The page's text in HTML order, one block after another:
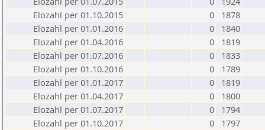
Elozahl per 01.10.2015
0
1878
Elozahl per 01.01.2016
0
1840
Elozahl per 01.04.2016
0
1819
Elozahl per 01.07.2016
0
1833
Elozahl per 01.10.2016
0
1789
Elozahl per 01.01.2017
0
1819
Elozahl per 01.04.2017
0
1800
Elozahl per 01.07.2017
0
1794
Elozahl per 01.10.2017
0
1797